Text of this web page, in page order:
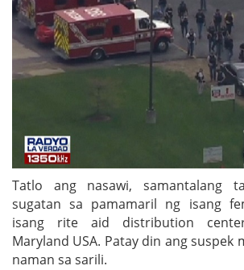
Tatlo ang nasawi, samantalang
sugatan sa pamamaril ng isang
isang rite aid distribution
Maryland USA. Patay din ang suspek
naman sa sarili.